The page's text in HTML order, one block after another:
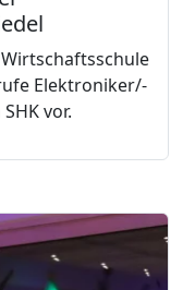
Elektroniker/-
vor.